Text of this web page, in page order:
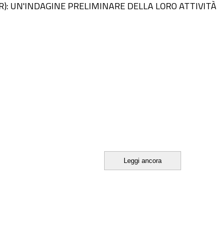
UN'INDAGINE PRELIMINARE DELLA LORO ATTIVITÀ
Leggi ancora